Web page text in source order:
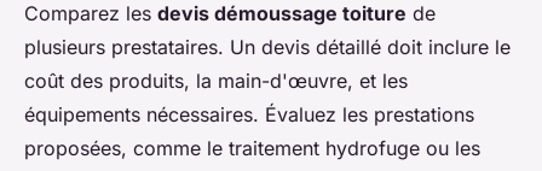
Comparez les devis démoussage toiture de
plusieurs prestataires. Un devis détaillé doit inclure le
coût des produits, la main-d'œuvre, et les
équipements nécessaires. Évaluez les prestations
proposées, comme le traitement hydrofuge ou les